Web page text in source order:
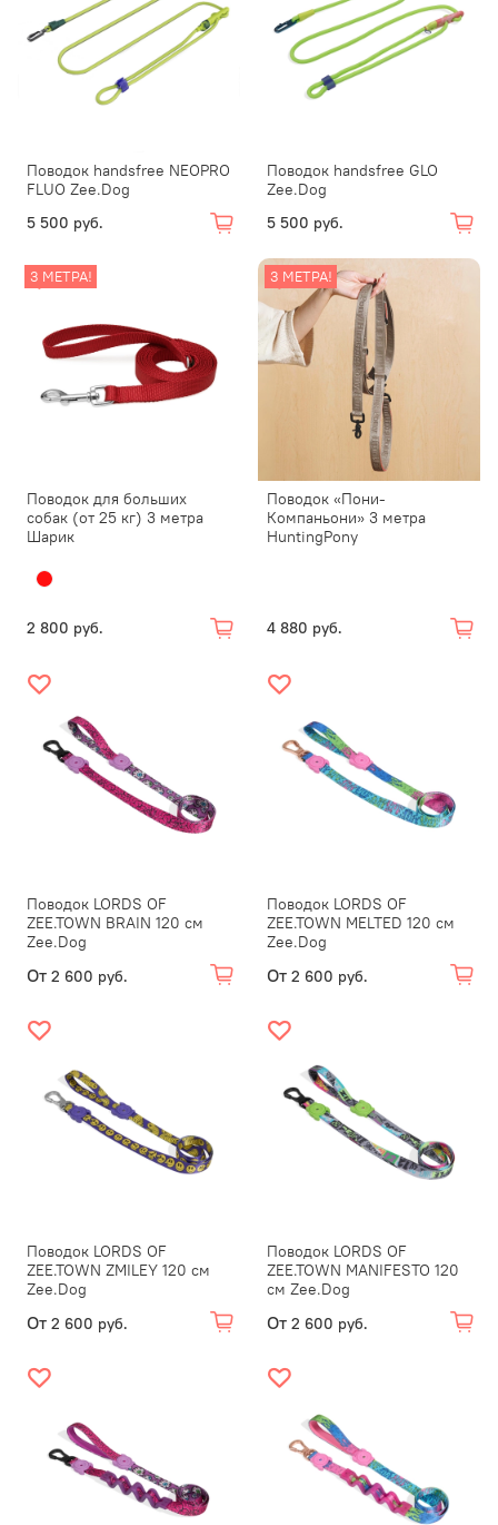
Поводок handsfree NEOPRO
FLUO Zee.Dog
5 500 руб.
Поводок handsfree GLO
Zee.Dog
5 500 руб.
3 МЕТРА!
Поводок для больших
собак (от 25 кг) 3 метра
Шарик
2 800 руб.
3 МЕТРА!
Поводок «Пони-
Компаньони» 3 метра
HuntingPony
4 880 руб.
Поводок LORDS OF
ZEE.TOWN BRAIN 120 см
Zee.Dog
От 2 600 руб.
Поводок LORDS OF
ZEE.TOWN MELTED 120 см
Zee.Dog
От 2 600 руб.
Поводок LORDS OF
ZEE.TOWN ZMILEY 120 см
Zee.Dog
От 2 600 руб.
Поводок LORDS OF
ZEE.TOWN MANIFESTO 120
см Zee.Dog
От 2 600 руб.